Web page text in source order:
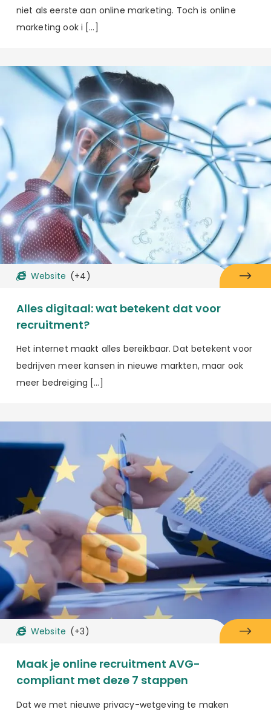
niet als eerste aan online marketing. Toch is online
marketing ook i […]
Website (+4)
Alles digitaal: wat betekent dat voor
recruitment?
Het internet maakt alles bereikbaar. Dat betekent voor
bedrijven meer kansen in nieuwe markten, maar ook
meer bedreiging […]
Website (+3)
Maak je online recruitment AVG-
compliant met deze 7 stappen
Dat we met nieuwe privacy-wetgeving te maken